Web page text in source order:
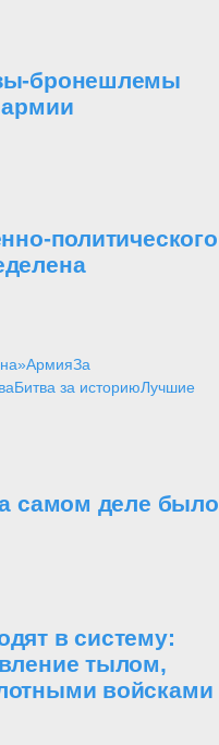
бронешлемы
армии
политического
АрмияЗа
Битва за историюЛучшие
самом деле было
в систему:
тылом,
войсками